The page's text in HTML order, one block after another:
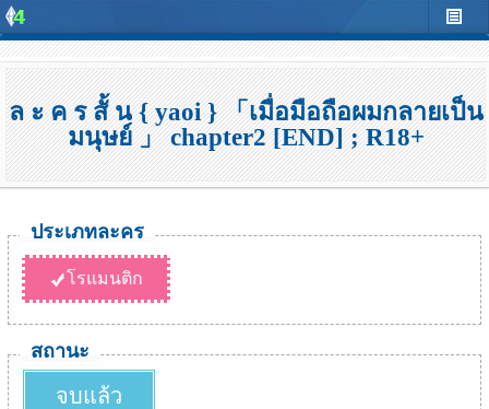
ล ะ ค ร สั้ น { yaoi } 「เมื่อมือถือผมกลายเป็น
มนุษย์ 」 chapter2 [END] ; R18+
ประเภทละคร
โรแมนติก
สถานะ
จบแล้ว